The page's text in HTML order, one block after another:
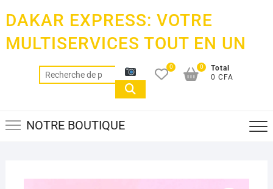
content
DAKAR EXPRESS: VOTRE
MULTISERVICES TOUT EN UN
Recherche
pour :
0
Total
0 CFA
0
NOTRE BOUTIQUE